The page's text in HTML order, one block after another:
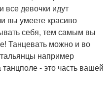
все девочки идут
вы умеете красиво
себя, тем самым вы
Танцевать можно и во
например
- это часть вашей